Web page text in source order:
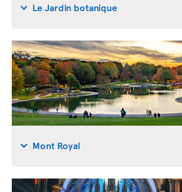
Le Jardin botanique
Mont Royal